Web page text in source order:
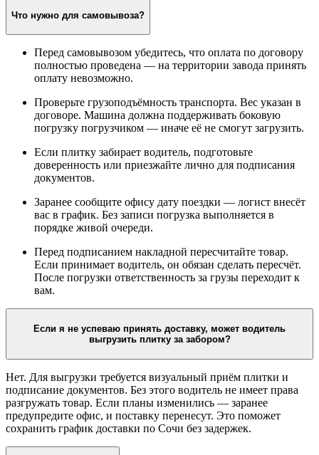
Что нужно для самовывоза?
Перед самовывозом убедитесь, что оплата по договору
полностью проведена — на территории завода принять
оплату невозможно.
Проверьте грузоподъёмность транспорта. Вес указан в
договоре. Машина должна поддерживать боковую
погрузку погрузчиком — иначе её не смогут загрузить.
Если плитку забирает водитель, подготовьте
доверенность или приезжайте лично для подписания
документов.
Заранее сообщите офису дату поездки — логист внесёт
вас в график. Без записи погрузка выполняется в
порядке живой очереди.
Перед подписанием накладной пересчитайте товар.
Если принимает водитель, он обязан сделать пересчёт.
После погрузки ответственность за грузы переходит к
вам.
Если я не успеваю принять доставку, может водитель
выгрузить плитку за забором?
Нет. Для выгрузки требуется визуальный приём плитки и
подписание документов. Без этого водитель не имеет права
разгружать товар. Если планы изменились — заранее
предупредите офис, и поставку перенесут. Это поможет
сохранить график доставки по Сочи без задержек.